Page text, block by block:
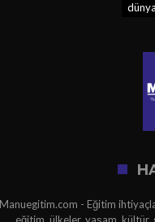
- Eğitim
eğitim, ülkeler, yaşam, kültür,